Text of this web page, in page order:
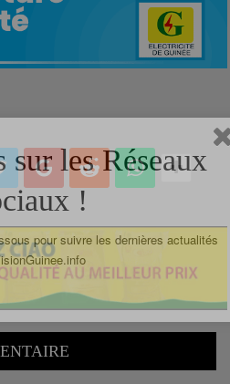
sur les Réseaux
!
pour suivre les dernières actualités